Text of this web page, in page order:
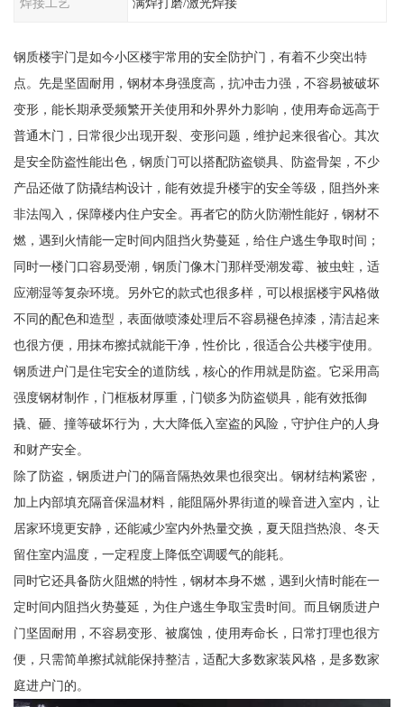
钢质楼宇门是如今小区楼宇常用的安全防护门，有着不少突出特
点。先是坚固耐用，钢材本身强度高，抗冲击力强，不容易被破坏
变形，能长期承受频繁开关使用和外界外力影响，使用寿命远高于
普通木门，日常很少出现开裂、变形问题，维护起来很省心。其次
是安全防盗性能出色，钢质门可以搭配防盗锁具、防盗骨架，不少
产品还做了防撬结构设计，能有效提升楼宇的安全等级，阻挡外来
非法闯入，保障楼内住户安全。再者它的防火防潮性能好，钢材不
燃，遇到火情能一定时间内阻挡火势蔓延，给住户逃生争取时间；
同时一楼门口容易受潮，钢质门像木门那样受潮发霉、被虫蛀，适
应潮湿等复杂环境。另外它的款式也很多样，可以根据楼宇风格做
不同的配色和造型，表面做喷漆处理后不容易褪色掉漆，清洁起来
也很方便，用抹布擦拭就能干净，性价比，很适合公共楼宇使用。
钢质进户门是住宅安全的道防线，核心的作用就是防盗。它采用高
强度钢材制作，门框板材厚重，门锁多为防盗锁具，能有效抵御
撬、砸、撞等破坏行为，大大降低入室盗的风险，守护住户的人身
和财产安全。
除了防盗，钢质进户门的隔音隔热效果也很突出。钢材结构紧密，
加上内部填充隔音保温材料，能阻隔外界街道的噪音进入室内，让
居家环境更安静，还能减少室内外热量交换，夏天阻挡热浪、冬天
留住室内温度，一定程度上降低空调暖气的能耗。
同时它还具备防火阻燃的特性，钢材本身不燃，遇到火情时能在一
定时间内阻挡火势蔓延，为住户逃生争取宝贵时间。而且钢质进户
门坚固耐用，不容易变形、被腐蚀，使用寿命长，日常打理也很方
便，只需简单擦拭就能保持整洁，适配大多数家装风格，是多数家
庭进户门的。